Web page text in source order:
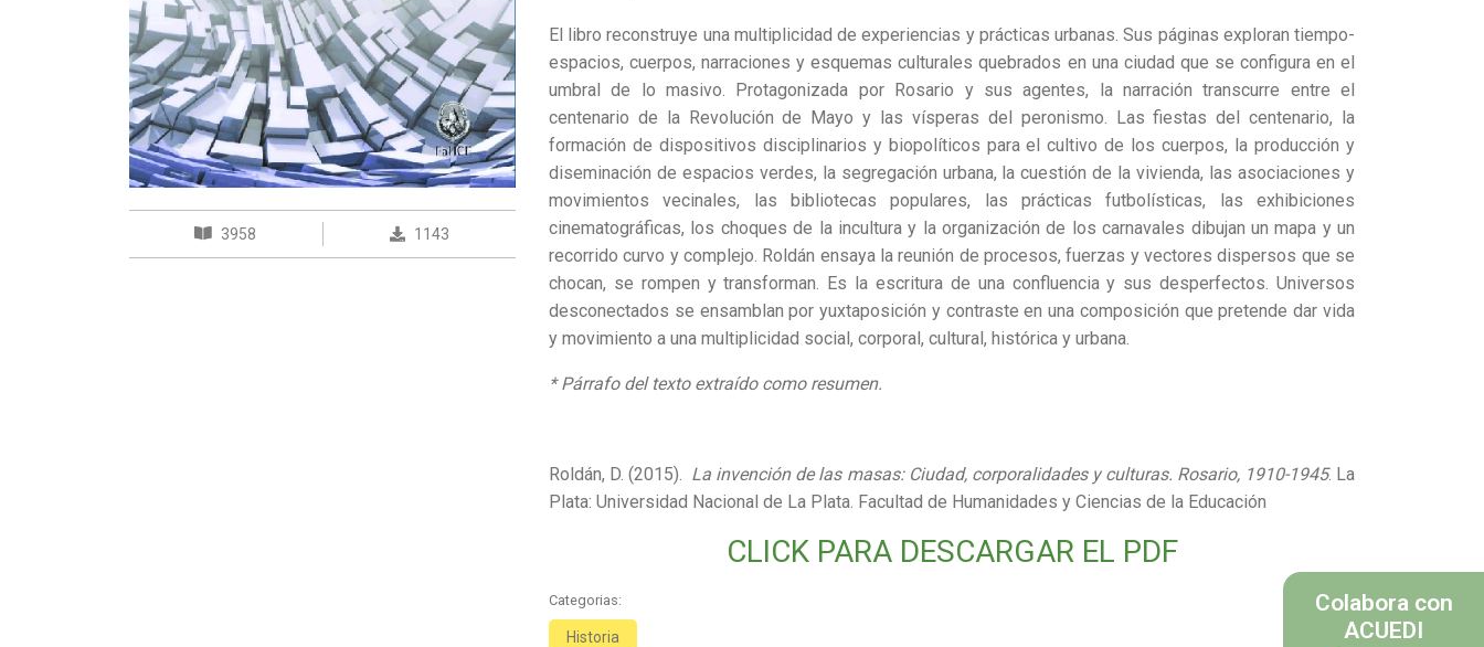
3958 1143
El libro reconstruye una multiplicidad de experiencias y prácticas urbanas. Sus páginas exploran tiempo-
espacios, cuerpos, narraciones y esquemas culturales quebrados en una ciudad que se configura en el
umbral de lo masivo. Protagonizada por Rosario y sus agentes, la narración transcurre entre el
centenario de la Revolución de Mayo y las vísperas del peronismo. Las fiestas del centenario, la
formación de dispositivos disciplinarios y biopolíticos para el cultivo de los cuerpos, la producción y
diseminación de espacios verdes, la segregación urbana, la cuestión de la vivienda, las asociaciones y
movimientos vecinales, las bibliotecas populares, las prácticas futbolísticas, las exhibiciones
cinematográficas, los choques de la incultura y la organización de los carnavales dibujan un mapa y un
recorrido curvo y complejo. Roldán ensaya la reunión de procesos, fuerzas y vectores dispersos que se
chocan, se rompen y transforman. Es la escritura de una confluencia y sus desperfectos. Universos
desconectados se ensamblan por yuxtaposición y contraste en una composición que pretende dar vida
y movimiento a una multiplicidad social, corporal, cultural, histórica y urbana.
* Párrafo del texto extraído como resumen.
Roldán, D. (2015). La invención de las masas: Ciudad, corporalidades y culturas. Rosario, 1910-1945. La
Plata: Universidad Nacional de La Plata. Facultad de Humanidades y Ciencias de la Educación
CLICK PARA DESCARGAR EL PDF
Categorias:
Historia
Colabora con
ACUEDI